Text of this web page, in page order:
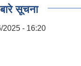
सूचना
2025 - 16:20